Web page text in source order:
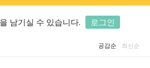
남기실 수 있습니다. 로그인
공감순 최신순